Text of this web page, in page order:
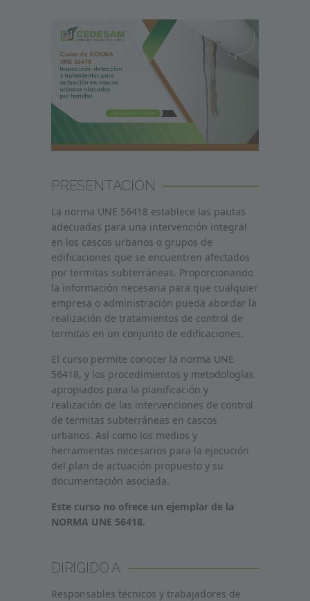
PRESENTACIÓN
La norma UNE 56418 establece las pautas
adecuadas para una intervención integral
en los cascos urbanos o grupos de
edificaciones que se encuentren afectados
por termitas subterráneas. Proporcionando
la información necesaria para que cualquier
empresa o administración pueda abordar la
realización de tratamientos de control de
termitas en un conjunto de edificaciones.
El curso permite conocer la norma UNE
56418, y los procedimientos y metodologías
apropiados para la planificación y
realización de las intervenciones de control
de termitas subterráneas en cascos
urbanos. Así como los medios y
herramientas necesarios para la ejecución
del plan de actuación propuesto y su
documentación asociada.
Este curso no ofrece un ejemplar de la
NORMA UNE 56418.
DIRIGIDO A
Responsables técnicos y trabajadores de